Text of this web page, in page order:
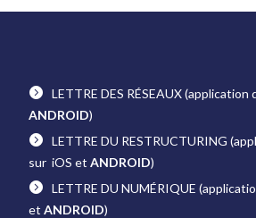
LETTRE DES RÉSEAUX(application
ANDROID)
LETTRE DU RESTRUCTURING
sur iOS etANDROID)
LETTRE DU NUMÉRIQUE
etANDROID)